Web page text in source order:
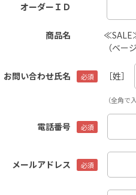
オーダーＩＤ
商品名
（ベー
お問い合わせ氏名 ［姓］
（全角で
電話番号
メールアドレス